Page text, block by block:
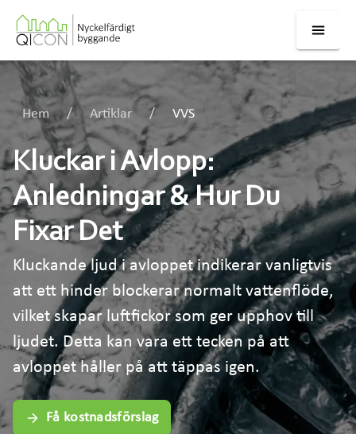
Hem Artiklar VVS
Kluckar i Avlopp:
Anledningar & Hur Du
Fixar Det
Kluckande ljud i avloppet indikerar vanligtvis
att ett hinder blockerar normalt vattenflöde,
vilket skapar luftfickor som ger upphov till
ljudet. Detta kan vara ett tecken på att
avloppet håller på att täppas igen.
Få kostnadsförslag